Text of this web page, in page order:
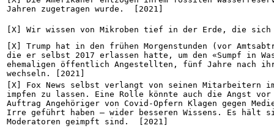
Jahren zugetragen wurde.  [2021]
[X] Wir wissen von Mikroben tief in der Erde, die
[X] Trump hat in den frühen Morgenstunden (vor
die er selbst 2017 erlassen hatte, um den «Sumpf in
ehemaligen öffentlich Angestellten, fünf Jahre nach
wechseln. [2021]
[X] Fox News selbst verlangt von seinen Mitarbeitern
impfen zu lassen. Eine Rolle könnte auch die Angst
Auftrag Angehöriger von Covid-Opfern Klagen gegen
Irre geführt haben – wider besseren Wissens. Es hält
Moderatoren geimpft sind.  [2021]